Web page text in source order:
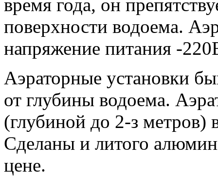
время года, он
поверхности водоема.
напряжение питания -
Аэраторные установки
от глубины водоема.
(глубиной до 2-з метров)
Сделаны и литого
цене.